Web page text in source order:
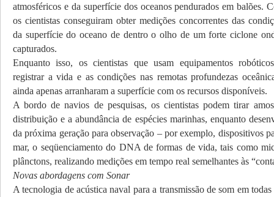
atmosféricos e da superfície dos oceanos pendurados em balões.
os cientistas conseguiram obter medições concorrentes das
da superfície do oceano de dentro o olho de um forte ciclone
capturados.
Enquanto isso, os cientistas que usam equipamentos
registrar a vida e as condições nas remotas profundezas
ainda apenas arranharam a superfície com os recursos disponíveis.
A bordo de navios de pesquisas, os cientistas podem tirar
distribuição e a abundância de espécies marinhas, enquanto
da próxima geração para observação – por exemplo, dispositivos
mar, o seqüenciamento do DNA de formas de vida, tais como
plânctons, realizando medições em tempo real semelhantes às
Novas abordagens com Sonar
A tecnologia de acústica naval para a transmissão de som em